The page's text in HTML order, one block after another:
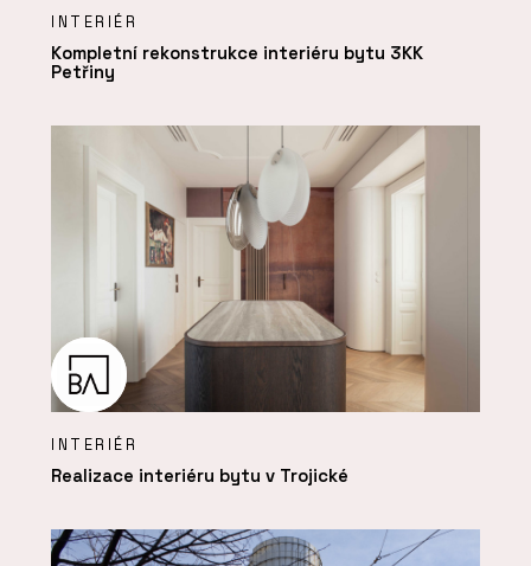
INTERIÉR
Kompletní rekonstrukce interiéru bytu 3KK
Petřiny
INTERIÉR
Realizace interiéru bytu v Trojické